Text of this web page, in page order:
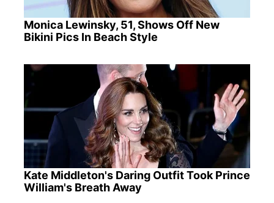
Monica Lewinsky, 51, Shows Off New
Bikini Pics In Beach Style
Kate Middleton's Daring Outfit Took Prince
William's Breath Away